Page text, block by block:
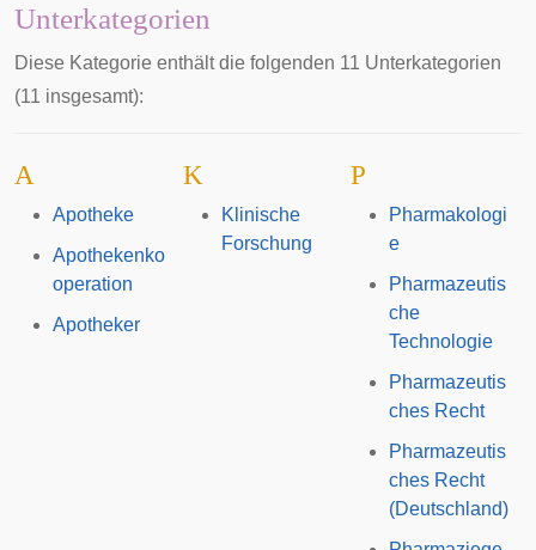
Unterkategorien
Diese Kategorie enthält die folgenden 11 Unterkategorien
(11 insgesamt):
A
Apotheke
Apothekenko
operation
Apotheker
K
Klinische
Forschung
P
Pharmakologi
e
Pharmazeutis
che
Technologie
Pharmazeutis
ches Recht
Pharmazeutis
ches Recht
(Deutschland)